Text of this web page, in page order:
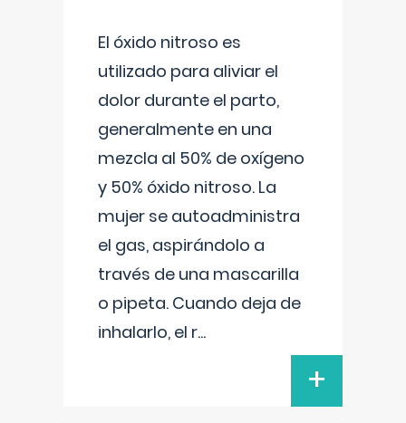
El óxido nitroso es
utilizado para aliviar el
dolor durante el parto,
generalmente en una
mezcla al 50% de oxígeno
y 50% óxido nitroso. La
mujer se autoadministra
el gas, aspirándolo a
través de una mascarilla
o pipeta. Cuando deja de
inhalarlo, el r...
+